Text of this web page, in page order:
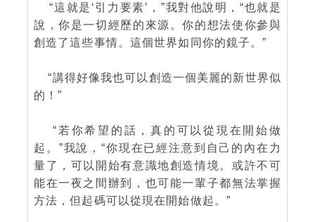
“這就是‘引力要素’，”我對他說明，“也就是
說，你是一切經歷的來源。你的想法使你參與
創造了這些事情。這個世界如同你的鏡子。”
“講得好像我也可以創造一個美麗的新世界似
的！”
“若你希望的話，真的可以從現在開始做
起。”我說，“你現在已經注意到自己的內在力
量了，可以開始有意識地創造情境。或許不可
能在一夜之間辦到，也可能一輩子都無法掌握
方法，但起碼可以從現在開始做起。”